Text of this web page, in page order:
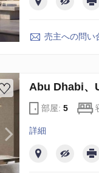
売主への問い
Abu Dhabi、
部屋: 5
詳細